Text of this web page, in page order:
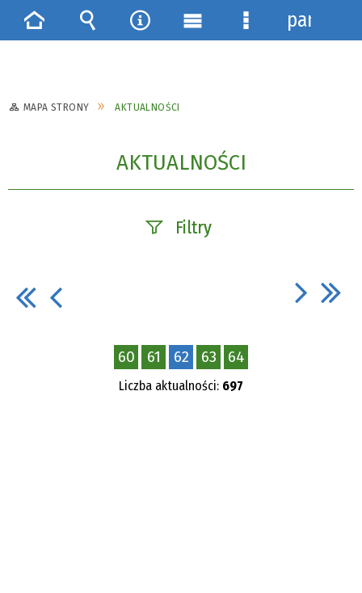
MAPA STRONY AKTUALNOŚCI
AKTUALNOŚCI
Filtry
—
60 61 62 63 64
Liczba aktualności: 697
StronaWyszukiwarka
Narzędzia
Menu Menu
panel